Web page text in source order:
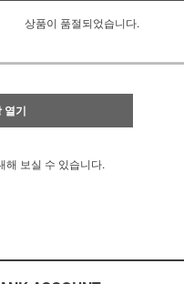
상품이 품절되었습니다.
열기
해 보실 수 있습니다.